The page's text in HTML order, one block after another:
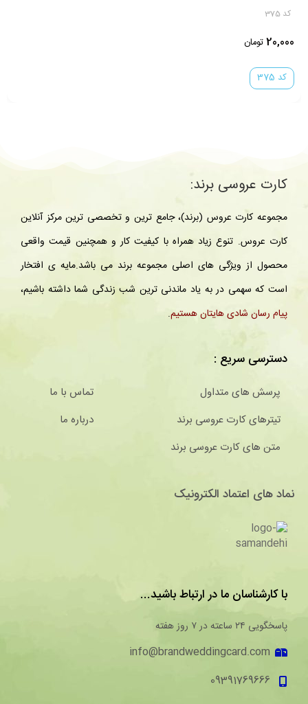
کد 233
تومان20,000
کد 233
کارت عروسی برند:
مجموعه کارت عروس (برند)، جامع ترین و تخصصی ترین مرکز آنلاین
کارت عروس. تنوع زیاد همراه با کیفیت کار و همچنین قیمت واقعی
محصول از ویژگی های اصلی مجموعه برند می باشد.مایه ی افتخار
است که سهمی در به یاد ماندنی ترین شب زندگی شما داشته باشیم،
پیام رسان شادی هایتان هستیم.
دسترسی سریع :
پرسش های متداول
تیترهای کارت عروسی برند
متن های کارت عروسی برند
تماس با ما
درباره ما
نماد های اعتماد الکترونیک
با کارشناسان ما در ارتباط باشید...
پاسخگویی ۲۴ ساعته در ۷ روز هفته
info@brandweddingcard.com
09391769666